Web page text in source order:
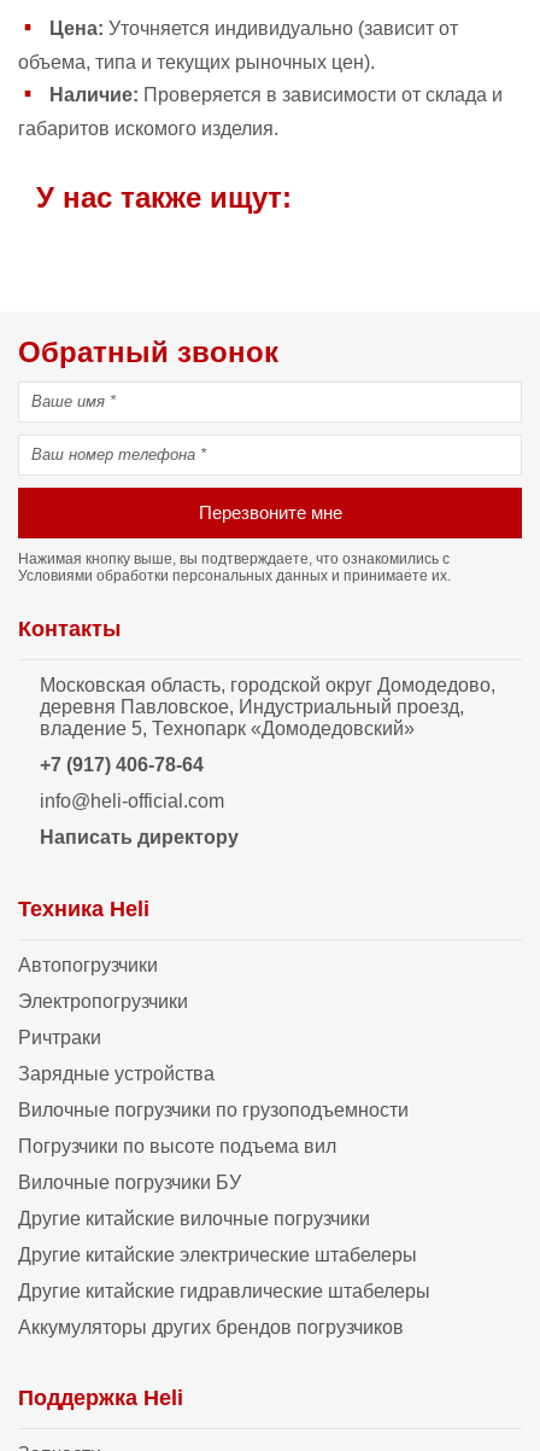
Цена: Уточняется индивидуально (зависит от
объема, типа и текущих рыночных цен).
Наличие: Проверяется в зависимости от склада и
габаритов искомого изделия.
У нас также ищут:
Обратный звонок
Перезвоните мне
Нажимая кнопку выше, вы подтверждаете, что ознакомились с
Условиями обработки персональных данных и принимаете их.
Контакты
Московская область, городской округ Домодедово,
деревня Павловское, Индустриальный проезд,
владение 5, Технопарк «Домодедовский»
+7 (917) 406-78-64
info@heli-official.com
Написать директору
Техника Heli
Автопогрузчики
Электропогрузчики
Ричтраки
Зарядные устройства
Вилочные погрузчики по грузоподъемности
Погрузчики по высоте подъема вил
Вилочные погрузчики БУ
Другие китайские вилочные погрузчики
Другие китайские электрические штабелеры
Другие китайские гидравлические штабелеры
Аккумуляторы других брендов погрузчиков
Поддержка Heli